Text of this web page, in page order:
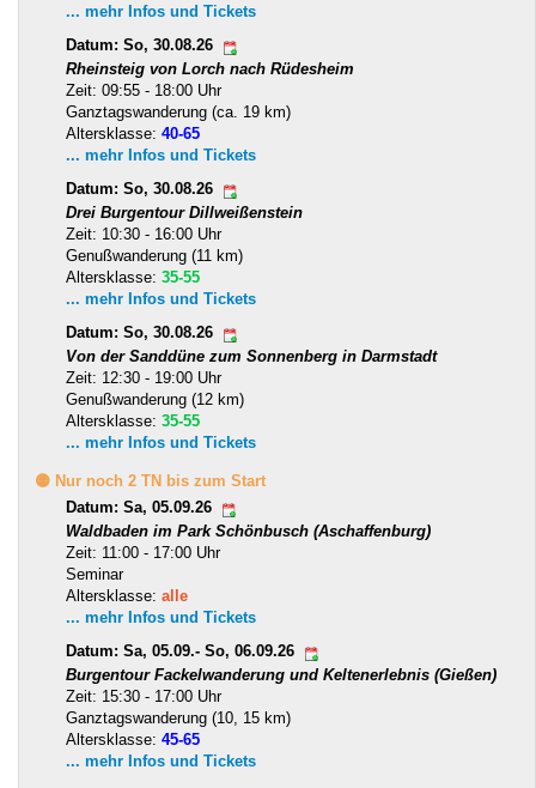
... mehr Infos und Tickets
Datum: So, 30.08.26
Rheinsteig von Lorch nach Rüdesheim
Zeit: 09:55 - 18:00 Uhr
Ganztagswanderung (ca. 19 km)
Altersklasse: 40-65
... mehr Infos und Tickets
Datum: So, 30.08.26
Drei Burgentour Dillweißenstein
Zeit: 10:30 - 16:00 Uhr
Genußwanderung (11 km)
Altersklasse: 35-55
... mehr Infos und Tickets
Datum: So, 30.08.26
Von der Sanddüne zum Sonnenberg in Darmstadt
Zeit: 12:30 - 19:00 Uhr
Genußwanderung (12 km)
Altersklasse: 35-55
... mehr Infos und Tickets
🟡 Nur noch 2 TN bis zum Start
Datum: Sa, 05.09.26
Waldbaden im Park Schönbusch (Aschaffenburg)
Zeit: 11:00 - 17:00 Uhr
Seminar
Altersklasse: alle
... mehr Infos und Tickets
Datum: Sa, 05.09.- So, 06.09.26
Burgentour Fackelwanderung und Keltenerlebnis (Gießen)
Zeit: 15:30 - 17:00 Uhr
Ganztagswanderung (10, 15 km)
Altersklasse: 45-65
... mehr Infos und Tickets